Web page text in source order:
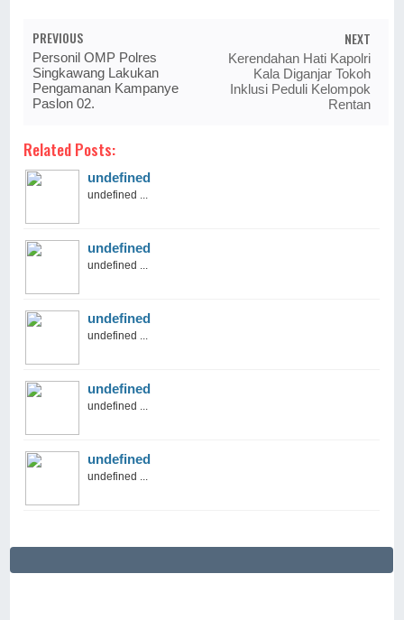
PREVIOUS
Personil OMP Polres
Singkawang Lakukan
Pengamanan Kampanye
Paslon 02.
NEXT
Kerendahan Hati Kapolri
Kala Diganjar Tokoh
Inklusi Peduli Kelompok
Rentan
Related Posts:
undefined
undefined ...
undefined
undefined ...
undefined
undefined ...
undefined
undefined ...
undefined
undefined ...